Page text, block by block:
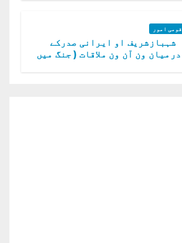
قومی امور
شہبازشریف او ایرانی صدرکے
درمیان ون آن ون ملاقات ( جنگ میں